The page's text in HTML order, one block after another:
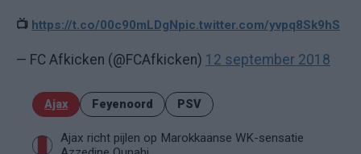
📺 https://t.co/00c90mLDgNpic.twitter.com/yvpq8Sk9hS
— FC Afkicken (@FCAfkicken) 12 september 2018
Ajax Feyenoord PSV
Ajax richt pijlen op Marokkaanse WK-sensatie